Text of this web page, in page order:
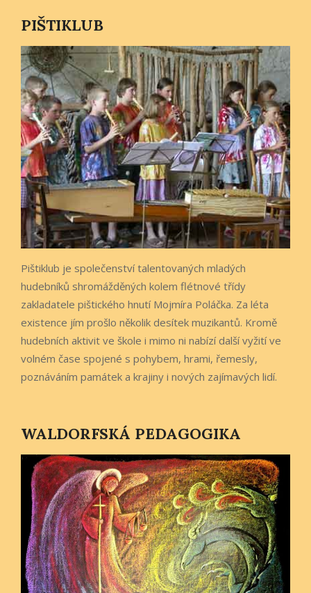
PIŠTIKLUB
Pištiklub je společenství talentovaných mladých
hudebníků shromážděných kolem flétnové třídy
zakladatele pištického hnutí Mojmíra Poláčka. Za léta
existence jím prošlo několik desítek muzikantů. Kromě
hudebních aktivit ve škole i mimo ni nabízí další vyžití ve
volném čase spojené s pohybem, hrami, řemesly,
poznáváním památek a krajiny i nových zajímavých lidí.
WALDORFSKÁ PEDAGOGIKA